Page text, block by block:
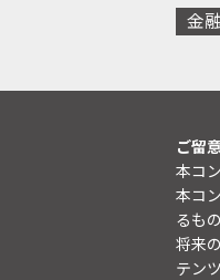
金
ご留
本コ
本コ
るも
将来
テン